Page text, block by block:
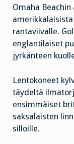
Omaha
rantaviivalle.
englantilaiset
jyrkänteen
Lentokoneet
täydeltä
ensimmäiset
saksalaisten
silloille.